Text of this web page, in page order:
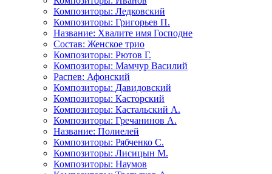
Композиторы: Ледковский
Композиторы: Григорьев П.
Название: Хвалите имя Господне
Состав: Женское трио
Композиторы: Рютов Г.
Композиторы: Мамчур Василий
Распев: Афонский
Композиторы: Давидовский
Композиторы: Касторский
Композиторы: Кастальский А.
Композиторы: Гречанинов А.
Название: Полиелей
Композиторы: Рябченко С.
Композиторы: Лисицын М.
Композиторы: Наумов